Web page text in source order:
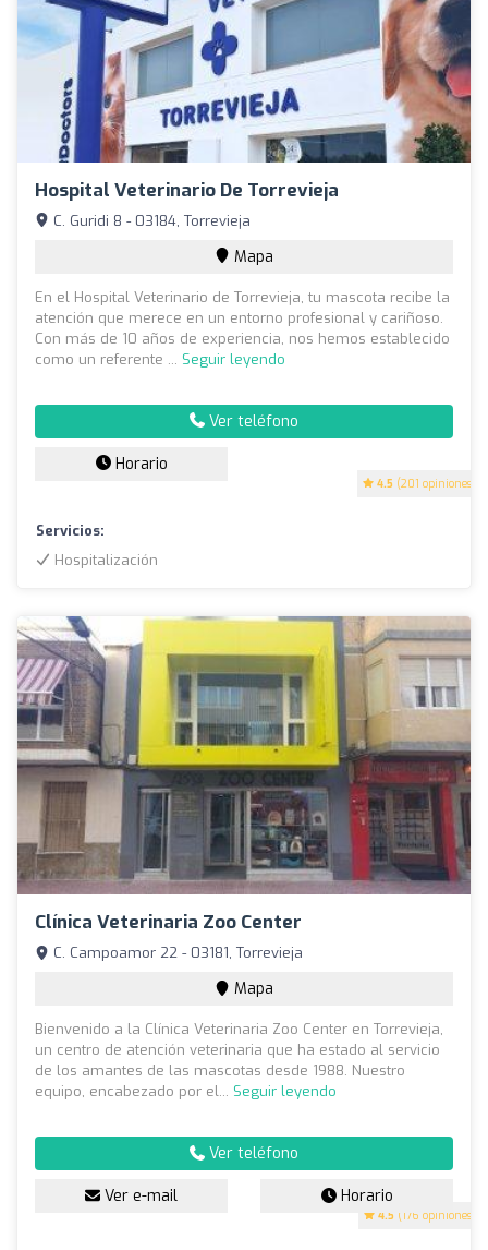
Hospital Veterinario De Torrevieja
4.5 (201 opiniones)
C. Guridi 8 - 03184, Torrevieja
Mapa
En el Hospital Veterinario de Torrevieja, tu mascota recibe la
atención que merece en un entorno profesional y cariñoso.
Con más de 10 años de experiencia, nos hemos establecido
como un referente ... Seguir leyendo
Ver teléfono
Horario
Servicios:
Hospitalización
Clínica Veterinaria Zoo Center
4.5 (176 opiniones)
C. Campoamor 22 - 03181, Torrevieja
Mapa
Bienvenido a la Clínica Veterinaria Zoo Center en Torrevieja,
un centro de atención veterinaria que ha estado al servicio
de los amantes de las mascotas desde 1988. Nuestro
equipo, encabezado por el... Seguir leyendo
Ver teléfono
Ver e-mail Horario